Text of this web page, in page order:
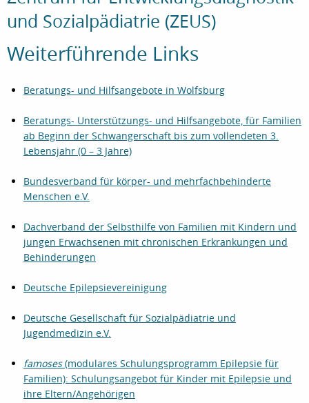
und Sozialpädiatrie (ZEUS)
Weiterführende Links
Beratungs- und Hilfsangebote in Wolfsburg
Beratungs- Unterstützungs- und Hilfsangebote, für Familien
ab Beginn der Schwangerschaft bis zum vollendeten 3.
Lebensjahr (0 – 3 Jahre)
Bundesverband für körper- und mehrfachbehinderte
Menschen e.V.
Dachverband der Selbsthilfe von Familien mit Kindern und
jungen Erwachsenen mit chronischen Erkrankungen und
Behinderungen
Deutsche Epilepsievereinigung
Deutsche Gesellschaft für Sozialpädiatrie und
Jugendmedizin e.V.
famoses(modulares Schulungsprogramm Epilepsie für
Familien): Schulungsangebot für Kinder mit Epilepsie und
ihre Eltern/Angehörigen